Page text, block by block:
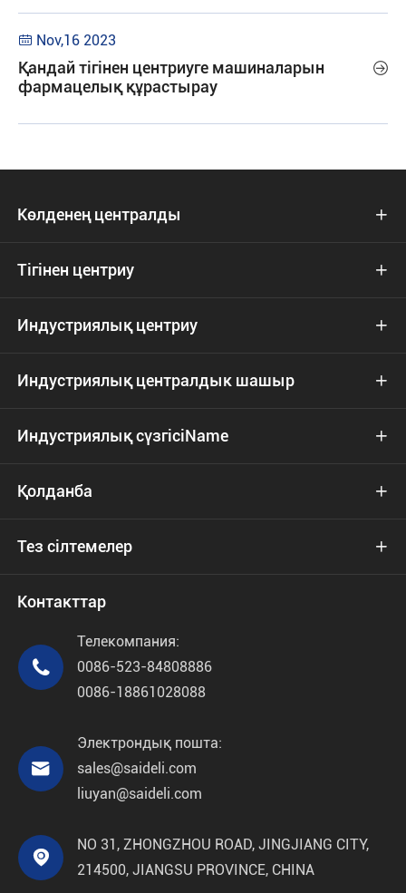
 Nov,16 2023
Қандай тігінен центриуге машиналарын
фармацелық құрастырау

Көлденең централды 
Тігінен центриу 
Индустриялық центриу 
Индустриялық централдык шашыр 
Индустриялық сүзгісіName 
Қолданба 
Тез сілтемелер 
Контакттар

Телекомпания:
0086-523-84808886
0086-18861028088

Электрондық пошта:
sales@saideli.com
liuyan@saideli.com

NO 31, ZHONGZHOU ROAD, JINGJIANG CITY,
214500, JIANGSU PROVINCE, CHINA